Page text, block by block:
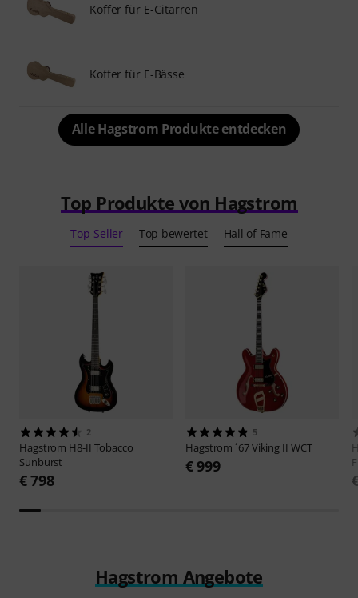
Koffer für E-Gitarren
Koffer für E-Bässe
Alle Hagstrom Produkte entdecken
Top Produkte von Hagstrom
Top-Seller Top bewertet Hall of Fame
2
Hagstrom H8-II Tobacco
Sunburst
€ 798
5
Hagstrom ´67 Viking II WCT
€ 999
Hagstrom Angebote